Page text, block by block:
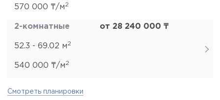
570 000 ₸/м2
2-комнатные от 28 240 000 ₸
52.3 - 69.02 м2
540 000 ₸/м2
Смотреть планировки